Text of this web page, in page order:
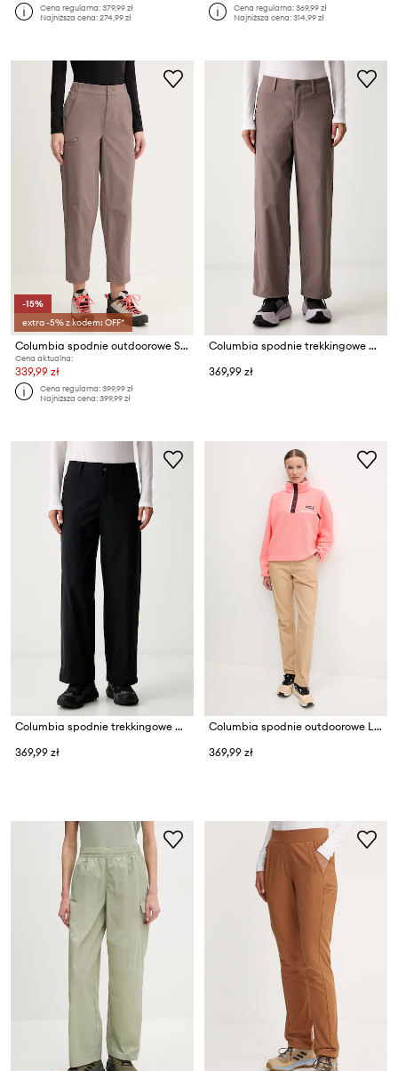
Cena regularna:379,99 zł
Najniższa cena:274,99 zł
Cena regularna:369,99 zł
Najniższa cena:314,99 zł
-15%
extra -5% z kodem: OFF*
Columbia spodnie outdoorowe Shale Ridge
Cena aktualna:
339,99 zł
Cena regularna:399,99 zł
Najniższa cena:399,99 zł
Columbia spodnie trekkingowe damskie ROC Tech
369,99 zł
Columbia spodnie trekkingowe damskie ROC Tech
369,99 zł
Columbia spodnie outdoorowe Leslie Falls
369,99 zł